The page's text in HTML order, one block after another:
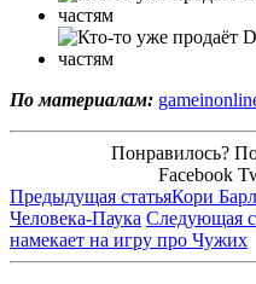
По материалам:
Понравилось?
Facebook
Предыдущая статьяКори
Человека-Паука Следующая
намекает на игру про Чужих